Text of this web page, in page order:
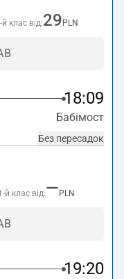
й клас від:29 PLN
18:09
Бабімост
Без пересадок
й клас від:— PLN
19:20